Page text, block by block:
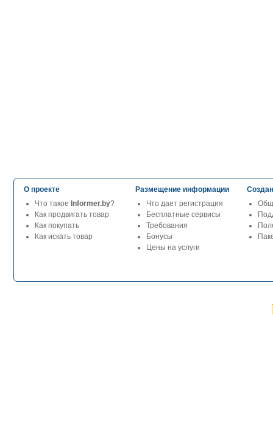
О проекте
Что такое Informer.by?
Как продвигать товар
Как покупать
Как искать товар
Размещение информации
Что дает регистрация
Бесплатные сервисы
Требования
Бонусы
Цены на услуги